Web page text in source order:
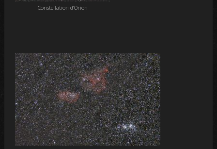
Constellation d’Orion